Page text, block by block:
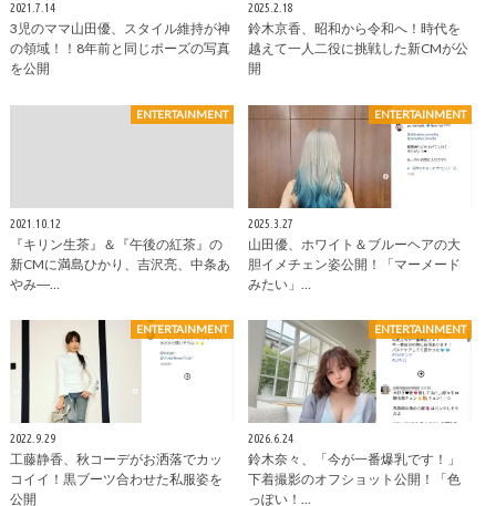
2021.7.14
3児のママ山田優、スタイル維持が神
の領域！！8年前と同じポーズの写真
を公開
2025.2.18
鈴木京香、昭和から令和へ！時代を
越えて一人二役に挑戦した新CMが公
開
ENTERTAINMENT
2021.10.12
『キリン生茶』＆『午後の紅茶』の
新CMに満島ひかり、吉沢亮、中条あ
やみ―…
ENTERTAINMENT
2025.3.27
山田優、ホワイト＆ブルーヘアの大
胆イメチェン姿公開！「マーメード
みたい」…
ENTERTAINMENT
2022.9.29
工藤静香、秋コーデがお洒落でカッ
コイイ！黒ブーツ合わせた私服姿を
公開
ENTERTAINMENT
2026.6.24
鈴木奈々、「今が一番爆乳です！」
下着撮影のオフショット公開！「色
っぽい！…